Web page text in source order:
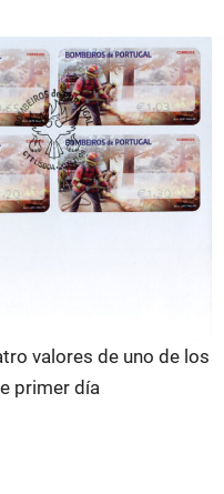
valores de uno de los
primer día